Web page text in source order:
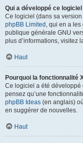
Qui a développé ce
Ce logiciel (dans sa
phpBB Limited , qui en a les
publique générale GNU
plus d’informations, visitez
Haut
Pourquoi la fonctionnalité
Ce logiciel a été développé
pensez qu’une
phpBB Ideas (en anglais)
en suggérer de nouvelles.
Haut